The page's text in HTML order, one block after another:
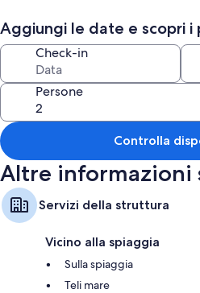
Aggiungi le date e scopri i
Check-in
Persone
Controlla
Altre informazioni
Servizi della struttura
Vicino alla spiaggia
Sulla spiaggia
Teli mare